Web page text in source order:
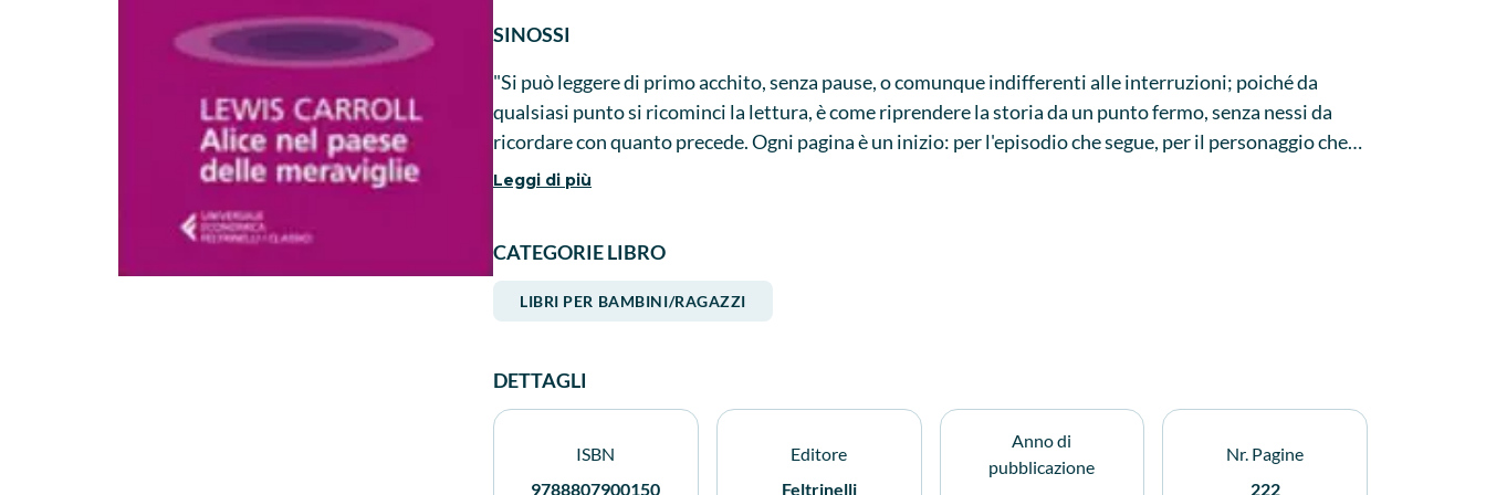
SINOSSI
"Si può leggere di primo acchito, senza pause, o comunque indifferenti alle interruzioni; poiché da
qualsiasi punto si ricominci la lettura, è come riprendere la storia da un punto fermo, senza nessi da
ricordare con quanto precede. Ogni pagina è un inizio: per l'episodio che segue, per il personaggio che
viene introdotto, per la situazione in cui Alice si trova. [...] L'invito al lettore è di seguire Alice nel suo
che ancora una volta il saggio Re di Quadri sentenzia nell'ultimo capitolo: 'Se non c'è nessun
significato... questo, sapete, ci risparmia un mondo di guai, perché non abbiamo più bisogno di cercarne
uno'." (dalla prefazione di Luigi Lunari)
Leggi di più
CATEGORIE LIBRO
LIBRI PER BAMBINI/RAGAZZI
DETTAGLI
ISBN
9788807900150
Editore
Feltrinelli
Anno di
pubblicazione
Nr. Pagine
222